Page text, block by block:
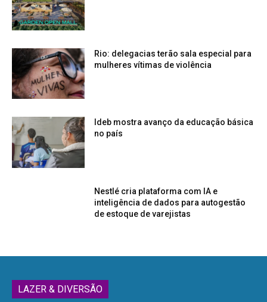
Rio: delegacias terão sala especial para
mulheres vítimas de violência
Ideb mostra avanço da educação básica
no país
Nestlé cria plataforma com IA e
inteligência de dados para autogestão
de estoque de varejistas
LAZER & DIVERSÃO